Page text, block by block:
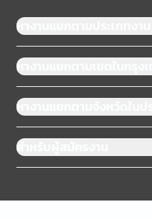
หางานแยกตามประเภทงาน
หางานแยกตามเขตในกรุงเ
หางานแยกตามจังหวัดในปร
สำหรับผู้สมัครงาน